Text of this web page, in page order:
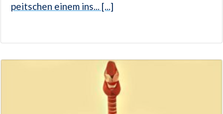
peitschen einem ins... [...]